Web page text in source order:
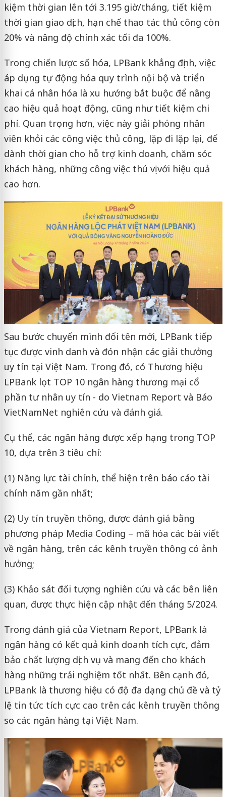
kiệm thời gian lên tới 3.195 giờ/tháng, tiết kiệm
thời gian giao dịch, hạn chế thao tác thủ công còn
20% và nâng độ chính xác tối đa 100%.
Trong chiến lược số hóa, LPBank khẳng định, việc
áp dụng tự động hóa quy trình nội bộ và triển
khai cá nhân hóa là xu hướng bắt buộc để nâng
cao hiệu quả hoạt động, cũng như tiết kiệm chi
phí. Quan trọng hơn, việc này giải phóng nhân
viên khỏi các công việc thủ công, lặp đi lặp lại, để
dành thời gian cho hỗ trợ kinh doanh, chăm sóc
khách hàng, những công việc thú vị với hiệu quả
cao hơn.
Sau bước chuyển mình đổi tên mới, LPBank tiếp
tục được vinh danh và đón nhận các giải thưởng
uy tín tại Việt Nam. Trong đó, có Thương hiệu
LPBank lọt TOP 10 ngân hàng thương mại cổ
phần tư nhân uy tín - do Vietnam Report và Báo
VietNamNet nghiên cứu và đánh giá.
Cụ thể, các ngân hàng được xếp hạng trong TOP
10, dựa trên 3 tiêu chí:
(1) Năng lực tài chính, thể hiện trên báo cáo tài
chính năm gần nhất;
(2) Uy tín truyền thông, được đánh giá bằng
phương pháp Media Coding – mã hóa các bài viết
về ngân hàng, trên các kênh truyền thông có ảnh
hưởng;
(3) Khảo sát đối tượng nghiên cứu và các bên liên
quan, được thực hiện cập nhật đến tháng 5/2024.
Trong đánh giá của Vietnam Report, LPBank là
ngân hàng có kết quả kinh doanh tích cực, đảm
bảo chất lượng dịch vụ và mang đến cho khách
hàng những trải nghiệm tốt nhất. Bên cạnh đó,
LPBank là thương hiệu có độ đa dạng chủ đề và tỷ
lệ tin tức tích cực cao trên các kênh truyền thông
so các ngân hàng tại Việt Nam.